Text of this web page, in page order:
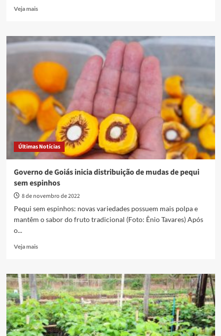
Veja maisRead
Festival
Gastronômico
terá
pequi
espinhos
Últimas Notícias
Governo de Goiás inicia distribuição de mudas de pequi
sem espinhos
8 de novembro de 2022
Pequi sem espinhos: novas variedades possuem mais polpa e
mantêm o sabor do fruto tradicional (Foto: Ênio Tavares) Após
o...
Veja maisRead
Governo
de
Goiás
inicia
distribuição
de
mudas